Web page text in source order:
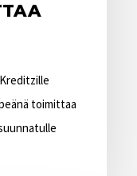
toimittaa